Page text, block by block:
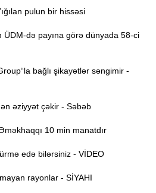
pulun bir hissəsi
də payına görə dünyada 58-ci
bağlı şikayətlər səngimir -
əziyyət çəkir - Səbəb
10 min manatdır
edə bilərsiniz - VİDEO
rayonlar - SİYAHI